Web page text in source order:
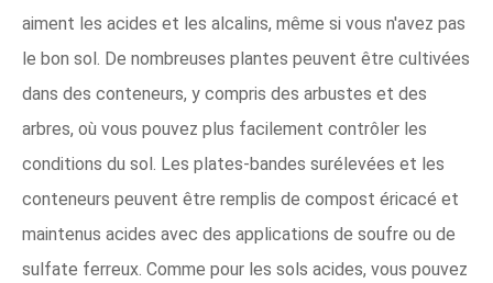
aiment les acides et les alcalins, même si vous n'avez pas
le bon sol. De nombreuses plantes peuvent être cultivées
dans des conteneurs, y compris des arbustes et des
arbres, où vous pouvez plus facilement contrôler les
conditions du sol. Les plates-bandes surélevées et les
conteneurs peuvent être remplis de compost éricacé et
maintenus acides avec des applications de soufre ou de
sulfate ferreux. Comme pour les sols acides, vous pouvez